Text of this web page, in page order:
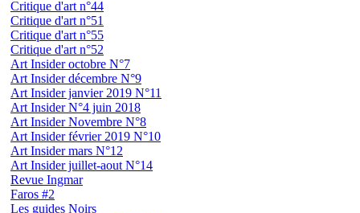
Critique d'art n°44
Critique d'art n°51
Critique d'art n°55
Critique d'art n°52
Art Insider octobre N°7
Art Insider décembre N°9
Art Insider janvier 2019 N°11
Art Insider N°4 juin 2018
Art Insider Novembre N°8
Art Insider février 2019 N°10
Art Insider mars N°12
Art Insider juillet-aout N°14
Revue Ingmar
Faros #2
Les guides Noirs